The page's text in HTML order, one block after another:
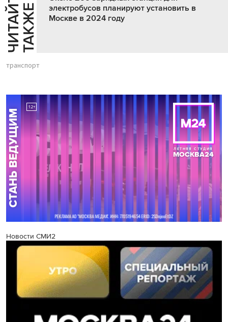
Ч
И
Т
АЙ
Т
Е
Т
А
К
ЖЕ
электробусов планируют установить в
Москве в 2024 году
транспорт
Новости СМИ2